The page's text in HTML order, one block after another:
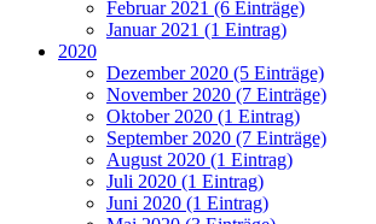
Februar 2021 (6 Einträge)
Januar 2021 (1 Eintrag)
2020
Dezember 2020 (5 Einträge)
November 2020 (7 Einträge)
Oktober 2020 (1 Eintrag)
September 2020 (7 Einträge)
August 2020 (1 Eintrag)
Juli 2020 (1 Eintrag)
Juni 2020 (1 Eintrag)